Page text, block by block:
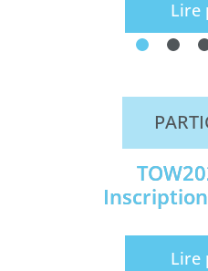
Lire
Lire